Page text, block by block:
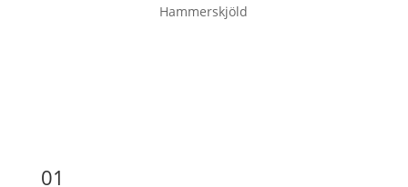
Hammerskjöld
01